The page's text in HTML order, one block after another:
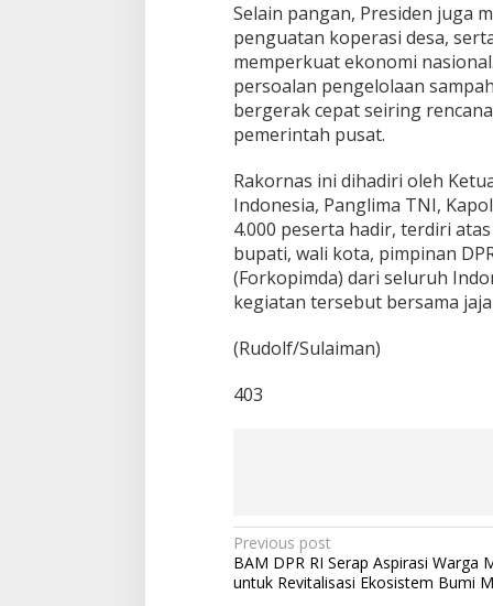
Selain pangan, Presiden juga
penguatan koperasi desa,
memperkuat ekonomi
persoalan pengelolaan
bergerak cepat seiring
pemerintah pusat.
Rakornas ini dihadiri oleh
Indonesia, Panglima TNI,
4.000 peserta hadir, terdiri
bupati, wali kota, pimpinan
(Forkopimda) dari seluruh
kegiatan tersebut bersama
(Rudolf/Sulaiman)
403
P
o
Previous post
BAM DPR RI Serap Aspirasi Warga
untuk Revitalisasi Ekosistem Bumi